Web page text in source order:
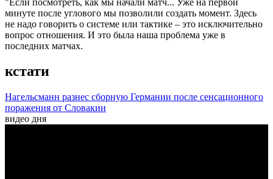
минуте после углового мы позволили создать момент. Здесь
не надо говорить о системе или тактике – это исключительно
вопрос отношения. И это была наша проблема уже в
последних матчах.
кстати
Нагельсманн разнес сборную Германии после сенсационного
поражения от Словакии
видео дня